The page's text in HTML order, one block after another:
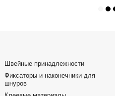
Швейные принадлежности
Фиксаторы и наконечники для
шнуров